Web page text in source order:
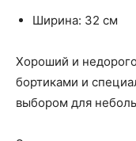
Ширина: 32 см
Хороший и
бортиками и
выбором для